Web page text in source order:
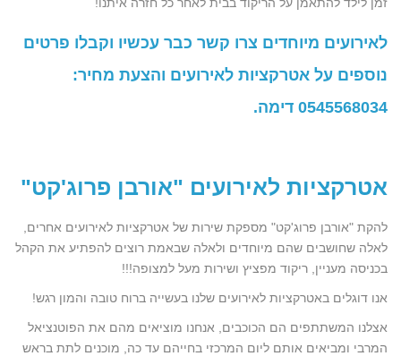
לאירועים מיוחדים צרו קשר כבר עכשיו וקבלו פרטים
נוספים על אטרקציות לאירועים והצעת מחיר:
0545568034 דימה.
אטרקציות לאירועים "אורבן פרוג'קט"
להקת "אורבן פרוג'קט" מספקת שירות של אטרקציות לאירועים אחרים,
לאלה שחושבים שהם מיוחדים ולאלה שבאמת רוצים להפתיע את הקהל
בכניסה מעניין, ריקוד מפציץ ושירות מעל למצופה!!!
אנו דוגלים באטרקציות לאירועים שלנו בעשייה ברוח טובה והמון רגש!
אצלנו המשתתפים הם הכוכבים, אנחנו מוציאים מהם את הפוטנציאל
המרבי ומביאים אותם ליום המרכזי בחייהם עד כה, מוכנים לתת בראש